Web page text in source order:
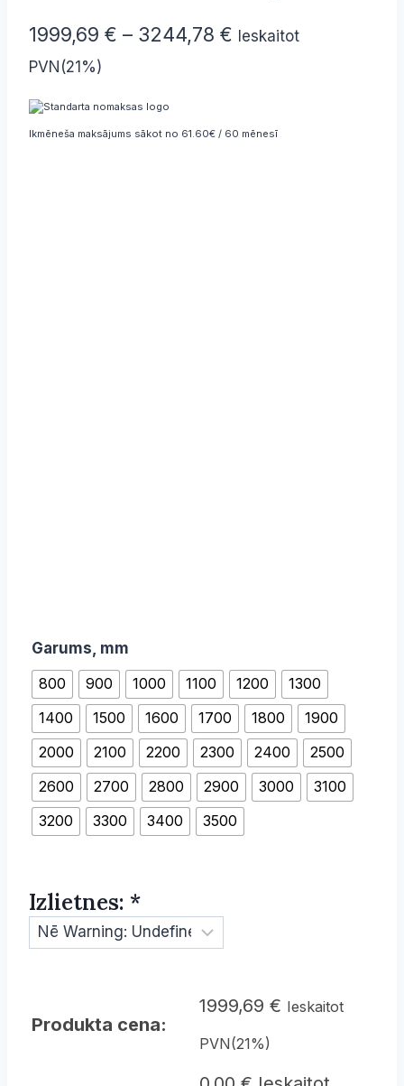
1999,69 € – 3244,78 € Price
through
Ieskaitot
PVN(21%)
Ikmēneša maksājums sākot no 61.60€ / 60 mēnesī
Garums, mm
800
900 1000 1100 1200
1300
1400
1500 1600 1700 1800
1900
2000
2100 2200 2300 2400
2500
2600
2700 2800 2900 3000
3100
3200
3300 3400 3500
Izlietnes: *
Produkta cena:
1999,69 € Ieskaitot
PVN(21%)